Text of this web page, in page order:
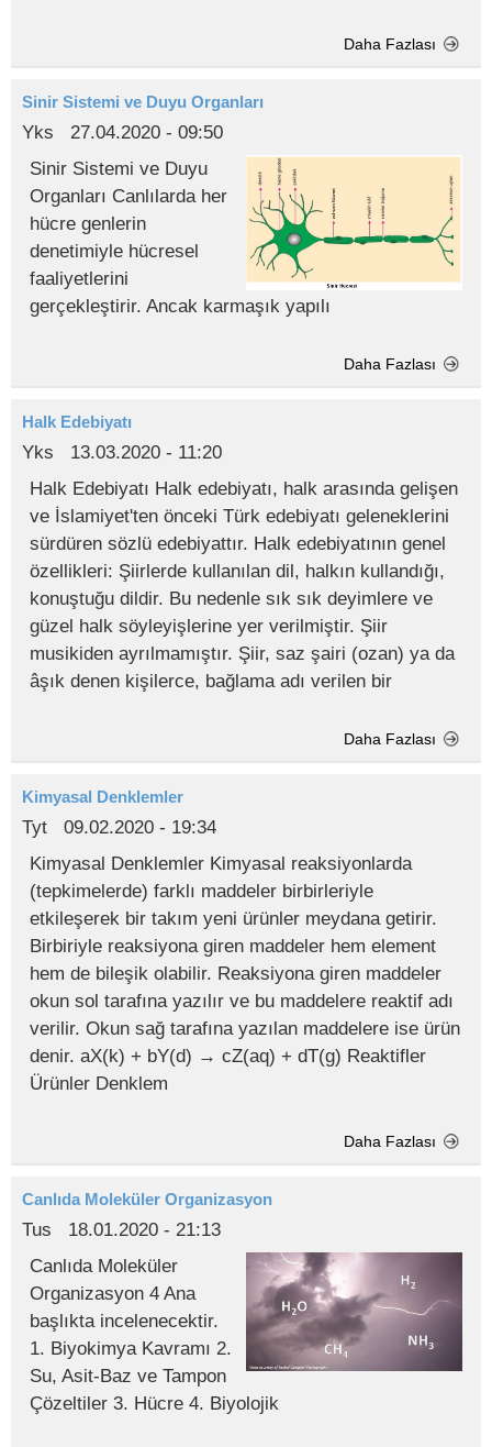
Daha Fazlası
Sinir Sistemi ve Duyu Organları
Yks
27.04.2020 - 09:50
Sinir Sistemi ve Duyu
Organları Canlılarda her
hücre genlerin
denetimiyle hücresel
faaliyetlerini
gerçekleştirir. Ancak karmaşık yapılı
Daha Fazlası
Halk Edebiyatı
Yks
13.03.2020 - 11:20
Halk Edebiyatı Halk edebiyatı, halk arasında gelişen
ve İslamiyet'ten önceki Türk edebiyatı geleneklerini
sürdüren sözlü edebiyattır. Halk edebiyatının genel
özellikleri: Şiirlerde kullanılan dil, halkın kullandığı,
konuştuğu dildir. Bu nedenle sık sık deyimlere ve
güzel halk söyleyişlerine yer verilmiştir. Şiir
musikiden ayrılmamıştır. Şiir, saz şairi (ozan) ya da
âşık denen kişilerce, bağlama adı verilen bir
Daha Fazlası
Kimyasal Denklemler
Tyt
09.02.2020 - 19:34
Kimyasal Denklemler Kimyasal reaksiyonlarda
(tepkimelerde) farklı maddeler birbirleriyle
etkileşerek bir takım yeni ürünler meydana getirir.
Birbiriyle reaksiyona giren maddeler hem element
hem de bileşik olabilir. Reaksiyona giren maddeler
okun sol tarafına yazılır ve bu maddelere reaktif adı
verilir. Okun sağ tarafına yazılan maddelere ise ürün
denir. aX(k) + bY(d) → cZ(aq) + dT(g) Reaktifler
Ürünler Denklem
Daha Fazlası
Canlıda Moleküler Organizasyon
Tus
18.01.2020 - 21:13
Canlıda Moleküler
Organizasyon 4 Ana
başlıkta incelenecektir.
1. Biyokimya Kavramı 2.
Su, Asit-Baz ve Tampon
Çözeltiler 3. Hücre 4. Biyolojik